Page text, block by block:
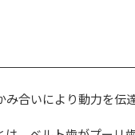
合いにより動力を